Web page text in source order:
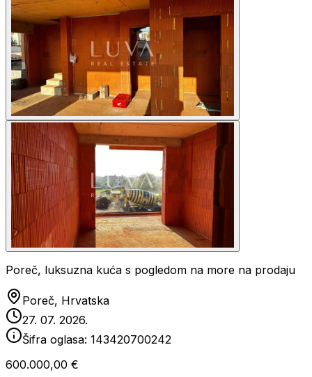
Poreč, luksuzna kuća s pogledom na more na prodaju
Poreč, Hrvatska
27. 07. 2026.
Šifra oglasa: 143420700242
600.000,00 €